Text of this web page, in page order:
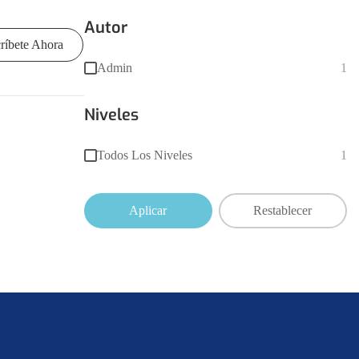
Ahora
Autor
Admin 1
Niveles
Todos Los Niveles 1
Aplicar Restablecer